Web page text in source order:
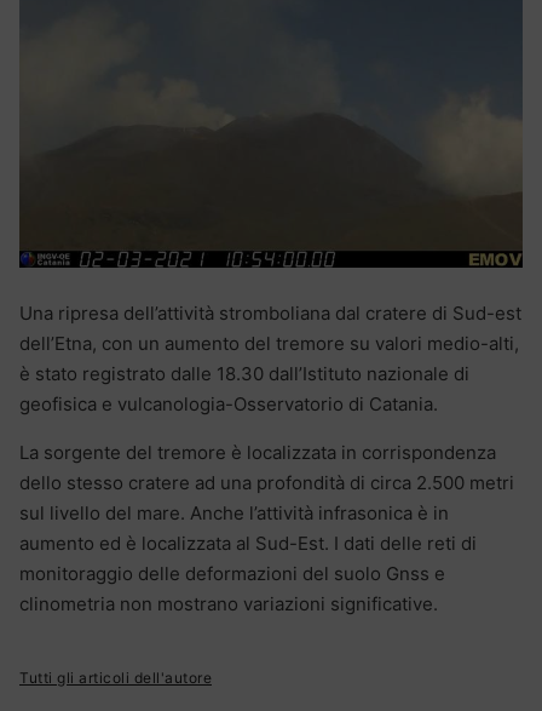
Una ripresa dell’attività stromboliana dal cratere di Sud-est
dell’Etna, con un aumento del tremore su valori medio-alti,
è stato registrato dalle 18.30 dall’Istituto nazionale di
geofisica e vulcanologia-Osservatorio di Catania.
La sorgente del tremore è localizzata in corrispondenza
dello stesso cratere ad una profondità di circa 2.500 metri
sul livello del mare. Anche l’attività infrasonica è in
aumento ed è localizzata al Sud-Est. I dati delle reti di
monitoraggio delle deformazioni del suolo Gnss e
clinometria non mostrano variazioni significative.
Tutti gli articoli dell'autore